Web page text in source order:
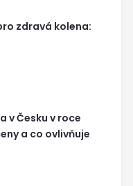
zdravá kolena:
v Česku v roce
a co ovlivňuje